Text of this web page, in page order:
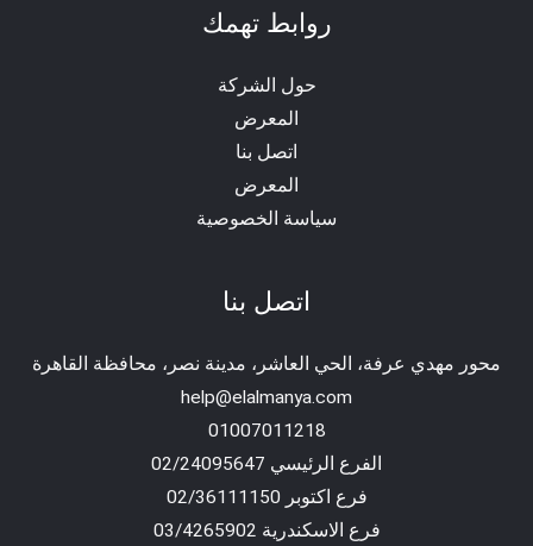
روابط تهمك
حول الشركة
المعرض
اتصل بنا
المعرض
سياسة الخصوصية
اتصل بنا
محور مهدي عرفة، الحي العاشر، مدينة نصر، محافظة القاهرة‬
help@elalmanya.com
01007011218
الفرع الرئيسي 02/24095647
فرع اكتوبر 02/36111150
فرع الاسكندرية 03/4265902